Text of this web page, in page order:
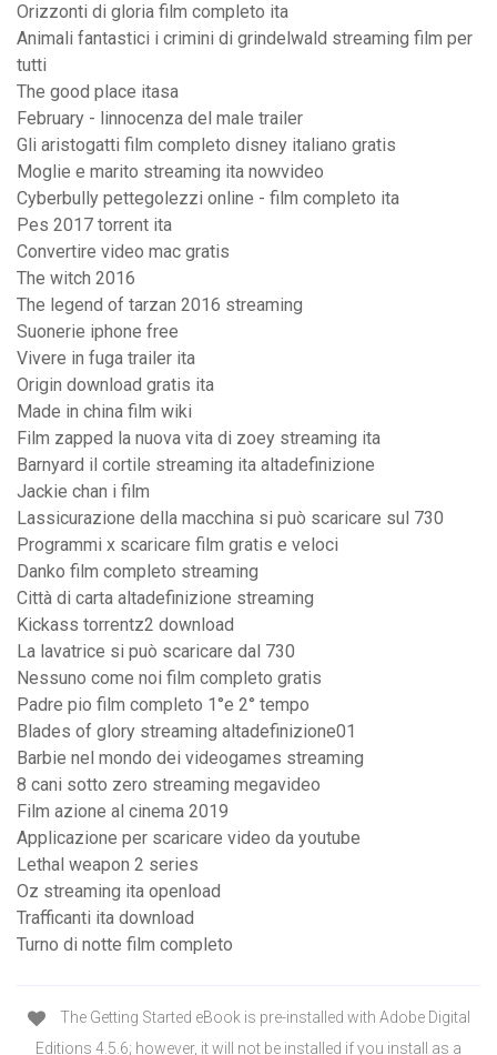
Orizzonti di gloria film completo ita
Animali fantastici i crimini di grindelwald streaming film per
tutti
The good place itasa
February - linnocenza del male trailer
Gli aristogatti film completo disney italiano gratis
Moglie e marito streaming ita nowvideo
Cyberbully pettegolezzi online - film completo ita
Pes 2017 torrent ita
Convertire video mac gratis
The witch 2016
The legend of tarzan 2016 streaming
Suonerie iphone free
Vivere in fuga trailer ita
Origin download gratis ita
Made in china film wiki
Film zapped la nuova vita di zoey streaming ita
Barnyard il cortile streaming ita altadefinizione
Jackie chan i film
Lassicurazione della macchina si può scaricare sul 730
Programmi x scaricare film gratis e veloci
Danko film completo streaming
Città di carta altadefinizione streaming
Kickass torrentz2 download
La lavatrice si può scaricare dal 730
Nessuno come noi film completo gratis
Padre pio film completo 1°e 2° tempo
Blades of glory streaming altadefinizione01
Barbie nel mondo dei videogames streaming
8 cani sotto zero streaming megavideo
Film azione al cinema 2019
Applicazione per scaricare video da youtube
Lethal weapon 2 series
Oz streaming ita openload
Trafficanti ita download
Turno di notte film completo
The Getting Started eBook is pre-installed with Adobe Digital
Editions 4.5.6; however, it will not be installed if you install as a